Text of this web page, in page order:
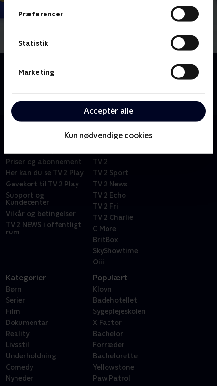
Præferencer
Statistik
Marketing
Acceptér alle
Kun nødvendige cookies
I denne animerede børneserie flytter Pingu til
Ikke alt går lige godt.
Priser og abonnement
Her kan du se TV 2 Play
Gavekort til TV 2 Play
Support og
Kundecenter
Vilkår og betingelser
TV 2 NEWS i offentligt
rum
TV 2
TV 2 Sport
TV 2 News
TV 2 Echo
TV 2 Fri
TV 2 Charlie
C More
BritBox
SkyShowtime
Oiii
Kategorier
Børn
Serier
Film
Dokumentar
Reality
Livsstil
Underholdning
Comedy
Nyheder
Populært
Klovn
Badehotellet
Sygeplejeskolen
X Factor
Bachelor
Forræder
Bachelorette
Yellowstone
Paw Patrol